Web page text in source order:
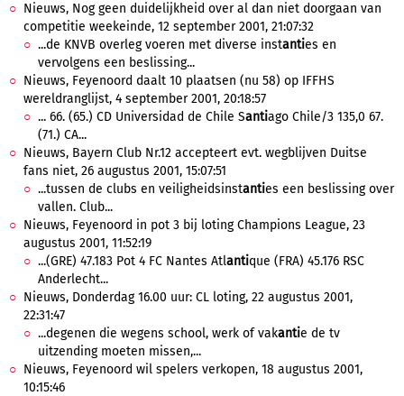
Nieuws, Nog geen duidelijkheid over al dan niet doorgaan van
competitie weekeinde, 12 september 2001, 21:07:32
...de KNVB overleg voeren met diverse instanties en
vervolgens een beslissing...
Nieuws, Feyenoord daalt 10 plaatsen (nu 58) op IFFHS
wereldranglijst, 4 september 2001, 20:18:57
... 66. (65.) CD Universidad de Chile Santiago Chile/3 135,0 67.
(71.) CA...
Nieuws, Bayern Club Nr.12 accepteert evt. wegblijven Duitse
fans niet, 26 augustus 2001, 15:07:51
...tussen de clubs en veiligheidsinstanties een beslissing over
vallen. Club...
Nieuws, Feyenoord in pot 3 bij loting Champions League, 23
augustus 2001, 11:52:19
...(GRE) 47.183 Pot 4 FC Nantes Atlantique (FRA) 45.176 RSC
Anderlecht...
Nieuws, Donderdag 16.00 uur: CL loting, 22 augustus 2001,
22:31:47
...degenen die wegens school, werk of vakantie de tv
uitzending moeten missen,...
Nieuws, Feyenoord wil spelers verkopen, 18 augustus 2001,
10:15:46